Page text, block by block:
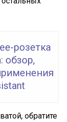
розетка
обзор,
обратите